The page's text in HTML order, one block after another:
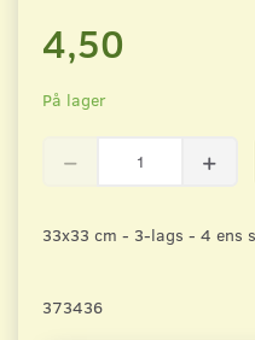
4,50
På lager
33x33 cm - 3-lags - 4 ens
373436